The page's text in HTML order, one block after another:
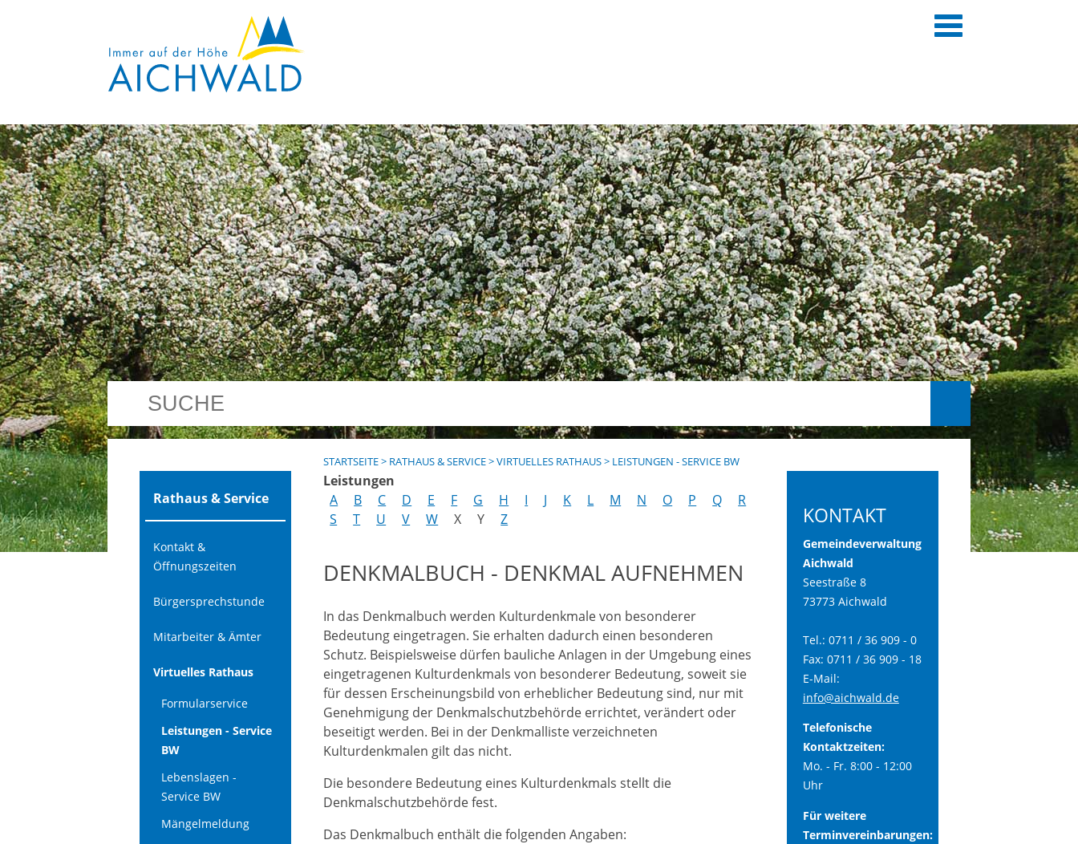
Rathaus & Service
Kontakt &
Öffnungszeiten
Bürgersprechstunde
Mitarbeiter & Ämter
Virtuelles Rathaus
Formularservice
Leistungen - Service
BW
Lebenslagen -
Service BW
Mängelmeldung
STARTSEITE> RATHAUS & SERVICE>VIRTUELLES RATHAUS> LEISTUNGEN - SERVICE BW
Leistungen
A
B C D E F G H I J K L M N O P Q
R
S
T U V W X Y Z
DENKMALBUCH - DENKMAL AUFNEHMEN
In das Denkmalbuch werden Kulturdenkmale von besonderer
Bedeutung eingetragen. Sie erhalten dadurch einen besonderen
Schutz. Beispielsweise dürfen bauliche Anlagen in der Umgebung eines
eingetragenen Kulturdenkmals von besonderer Bedeutung, soweit sie
für dessen Erscheinungsbild von erheblicher Bedeutung sind, nur mit
Genehmigung der Denkmalschutzbehörde errichtet, verändert oder
beseitigt werden. Bei in der Denkmalliste verzeichneten
Kulturdenkmalen gilt das nicht.
Die besondere Bedeutung eines Kulturdenkmals stellt die
Denkmalschutzbehörde fest.
Das Denkmalbuch enthält die folgenden Angaben:
KONTAKT
Gemeindeverwaltung
Aichwald
Seestraße 8
73773 Aichwald
Tel.: 0711 / 36 909 - 0
Fax: 0711 / 36 909 - 18
E-Mail:
info@aichwald.de
Telefonische
Kontaktzeiten:
Mo. - Fr. 8:00 - 12:00
Uhr
Für weitere
Terminvereinbarungen: